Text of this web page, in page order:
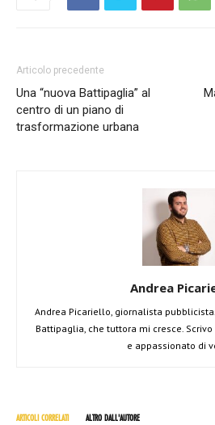
Articolo precedente
Una “nuova Battipaglia” al
centro di un piano di
trasformazione urbana
Andrea
Andrea Picariello, giornalista
Battipaglia, che tuttora mi cresce.
e appassionato di
ARTICOLI CORRELATI ALTRO DALL'AUTORE